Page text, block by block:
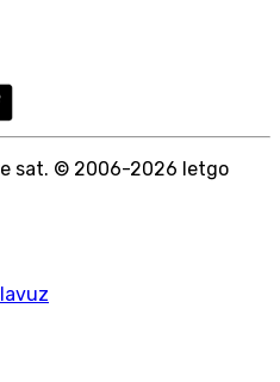
sat. © 2006-2026 letgo